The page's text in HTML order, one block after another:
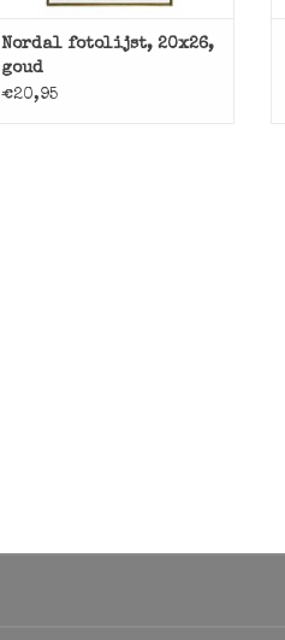
Nordal fotolijst, 20x26,
goud
€20,95